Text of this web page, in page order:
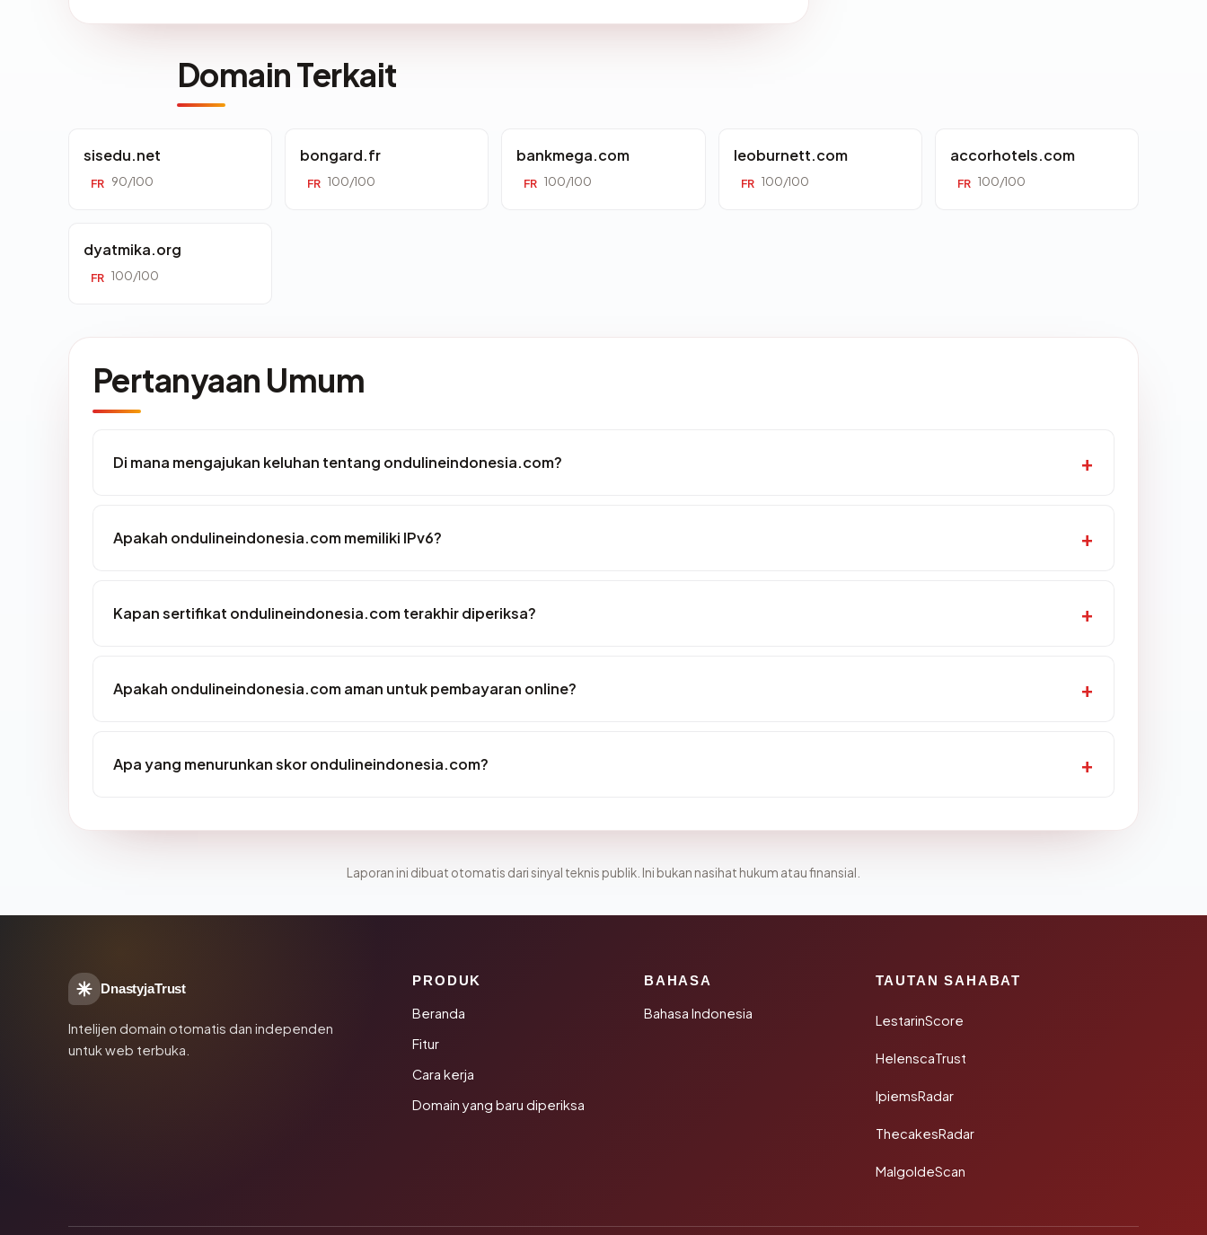
Domain Terkait
sisedu.net
FR 90/100
bongard.fr
FR 100/100
bankmega.com
FR 100/100
leoburnett.com
FR 100/100
accorhotels.com
FR 100/100
dyatmika.org
FR 100/100
Pertanyaan Umum
Di mana mengajukan keluhan tentang ondulineindonesia.com?
Apakah ondulineindonesia.com memiliki IPv6?
Kapan sertifikat ondulineindonesia.com terakhir diperiksa?
Apakah ondulineindonesia.com aman untuk pembayaran online?
Apa yang menurunkan skor ondulineindonesia.com?
Laporan ini dibuat otomatis dari sinyal teknis publik. Ini bukan nasihat hukum atau finansial.
DnastyjaTrust
Intelijen domain otomatis dan independen
untuk web terbuka.
PRODUK
Beranda
Fitur
Cara kerja
Domain yang baru diperiksa
BAHASA
Bahasa Indonesia
TAUTAN SAHABAT
LestarinScore
HelenscaTrust
IpiemsRadar
ThecakesRadar
MalgoldeScan